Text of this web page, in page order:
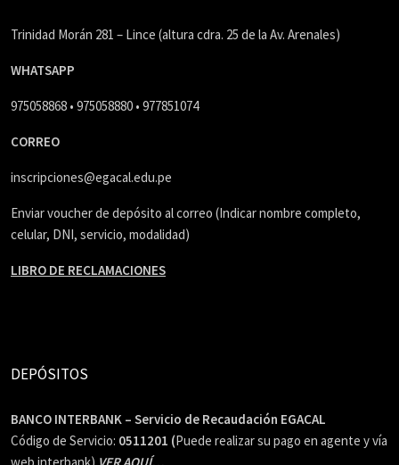
Trinidad Morán 281 – Lince (altura cdra. 25 de la Av. Arenales)
WHATSAPP
975058868 • 975058880 • 977851074
CORREO
inscripciones@egacal.edu.pe
Enviar voucher de depósito al correo (Indicar nombre completo,
celular, DNI, servicio, modalidad)
LIBRO DE RECLAMACIONES
DEPÓSITOS
BANCO INTERBANK – Servicio de Recaudación EGACAL
Código de Servicio: 0511201 (Puede realizar su pago en agente y vía
web interbank) VER AQUÍ…